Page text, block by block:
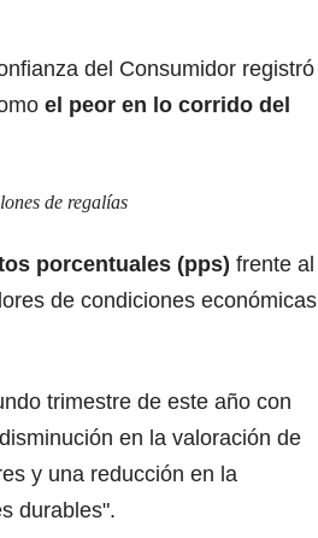
del Consumidor registró
el peor en lo corrido del
de regalías
porcentuales (pps) frente al
de condiciones económicas
trimestre de este año con
en la valoración de
y una reducción en la
durables".